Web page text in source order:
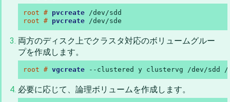
root # pvcreate
root # pvcreate /dev/sde
両方のディスク上でクラスタ対応のボリュームグルー
プを作成します。
root # vgcreate --clustered y clustervg /dev/sdd /
必要に応じて、論理ボリュームを作成します。